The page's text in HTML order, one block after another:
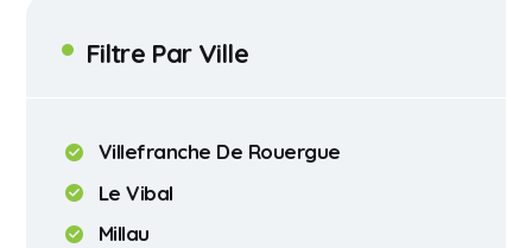
Filtre Par Ville
Villefranche De Rouergue
Le Vibal
Millau